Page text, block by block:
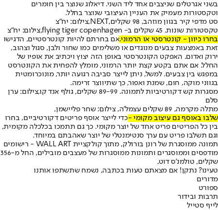
בשני אגרטלים שניצבים אחד ליד השני. דיאלוג שנוצר בין חומרים
וטקסטורות מעמיק את העניין העיצובי שנוצר בחלל.
סט מדפי קיר בגוון מוזהב, 98 שקלים,NEXT,צילום: יח"צ
טקסטורות שונות. 45 שקלים ב- flying tiger copenhagen,צילום: יח"צ
בחרו כיוון - קונטרסטי או הרמוני.אם בחרתם להיות קונטרסטיים, הדגישו
זאת באמצעות צבעים מנוגדים או משלימים כמו שחור ולבן, סגול וצהוב,
ירוק ואדום. האפקט הקונטרסטי באופן הזה יצוץ ויכתיב את אופיו של
החלל. אם אתם בקטע קצת יותר הרמוני, מומלץ להפחית את הקונטרסט
במפגש בין צבעים. למשל, ניתן לייצר סביבה רגועה יותר, מונוכרומטית
בגווני מוקה, חום, שמנת ואפור, כך שתיווצר זרימה.
מסגרות קש דקורטיביות לתמונה. 89-99 שקלים, גולף אנד קו,צילום: ערן
סלם
מתלה מקרמה, 89 שקלים עצמל'ה, צילום: שחר פליישמן,
שלבו באוסף גם עיצוב מקומי -כדי לייצר אוסף פריטים דקורטיביים, בחרו
בין כל הפריטים פריט אחד של יוצר מקומי. כך גם תתמכו בכלכלה מקומית,
וגם תשלבו פריט עם ערך סנטימנטלי של יוצר שאהבתם במיוחד.
תמונה ממוסגרת של רונן בורולק, מתוך קולקציית WALL ART - רישומים
מודפסים וממוסגרים ותמונות ממוסגרות של מעצבים מובילים, החל מ-356
שקלים, טולמנ'ס דוט,
טעינו? נתקן! אם מצאתם טעות בכתבה, נשמח שתשתפו אותנו
מדורים
ספורט
תרבות ובידור
לייף סטייל